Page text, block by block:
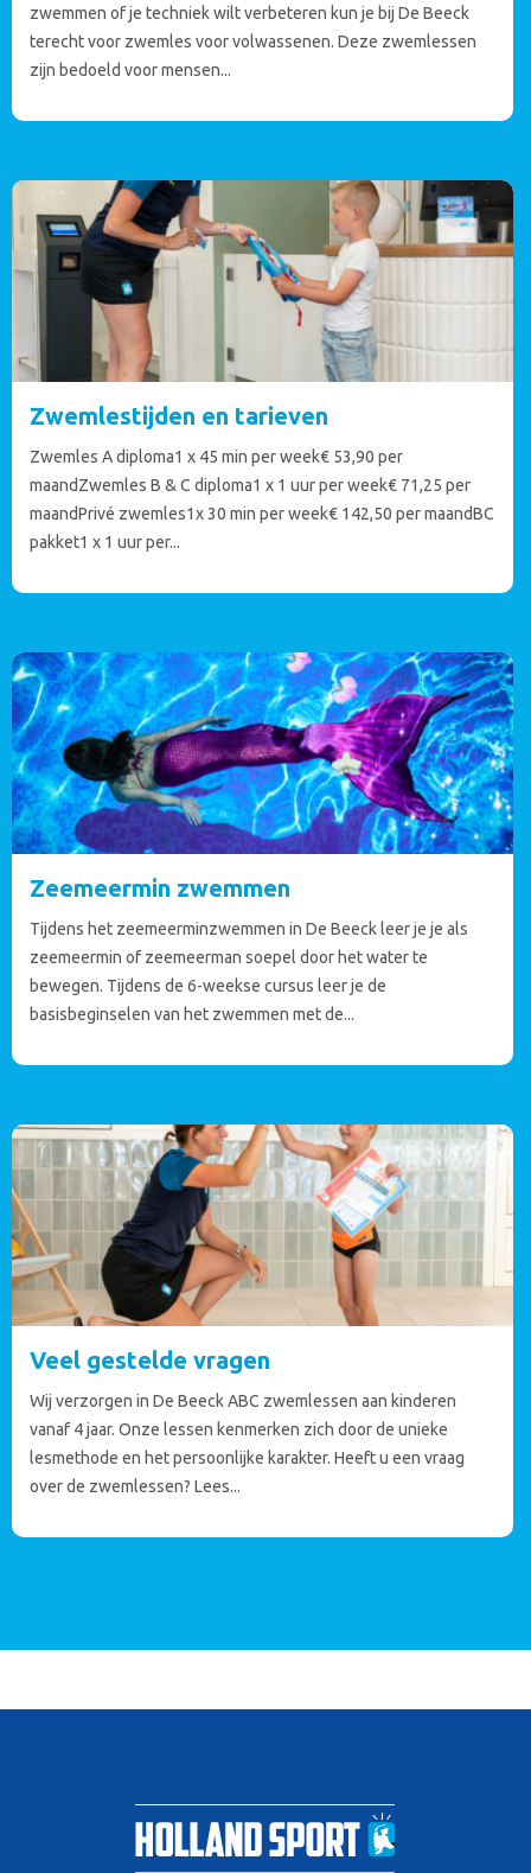
zwemmen of je techniek wilt verbeteren kun je bij De Beeck
terecht voor zwemles voor volwassenen. Deze zwemlessen
zijn bedoeld voor mensen...
Zwemlestijden en tarieven
Zwemles A diploma1 x 45 min per week€ 53,90 per
maandZwemles B & C diploma1 x 1 uur per week€ 71,25 per
maandPrivé zwemles1x 30 min per week€ 142,50 per maandBC
pakket1 x 1 uur per...
Zeemeermin zwemmen
Tijdens het zeemeerminzwemmen in De Beeck leer je je als
zeemeermin of zeemeerman soepel door het water te
bewegen. Tijdens de 6-weekse cursus leer je de
basisbeginselen van het zwemmen met de...
Veel gestelde vragen
Wij verzorgen in De Beeck ABC zwemlessen aan kinderen
vanaf 4 jaar. Onze lessen kenmerken zich door de unieke
lesmethode en het persoonlijke karakter. Heeft u een vraag
over de zwemlessen? Lees...